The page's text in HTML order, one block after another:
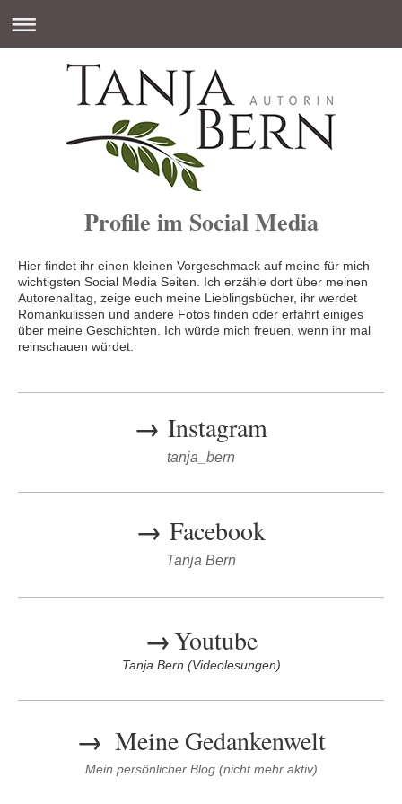
Profile im Social Media
Hier findet ihr einen kleinen Vorgeschmack auf meine für mich
wichtigsten Social Media Seiten. Ich erzähle dort über meinen
Autorenalltag, zeige euch meine Lieblingsbücher, ihr werdet
Romankulissen und andere Fotos finden oder erfahrt einiges
über meine Geschichten. Ich würde mich freuen, wenn ihr mal
reinschauen würdet.
→ Instagram
tanja_bern
→ Facebook
Tanja Bern
→Youtube
Tanja Bern (Videolesungen)
→ Meine Gedankenwelt
Mein persönlicher Blog (nicht mehr aktiv)